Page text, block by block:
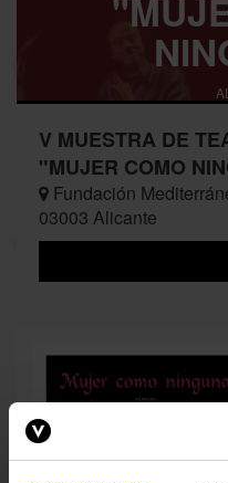
V MUESTRA DE
"MUJER COMO
Fundación
03003 Alicante